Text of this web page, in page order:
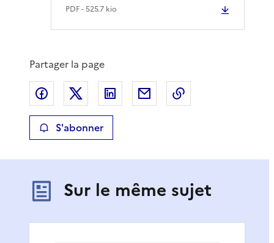
PDF- 525.7 kio
Partager la page
Partager sur Facebook
Partager sur XPartager sur LinkedIn
Partager par email
S'abonner
Sur le même sujet